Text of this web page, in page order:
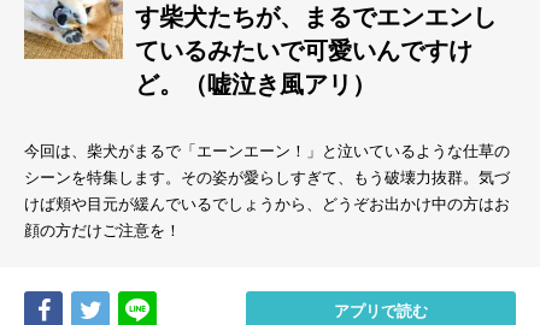
す柴犬たちが、まるでエンエンし
ているみたいで可愛いんですけ
ど。（嘘泣き風アリ）
今回は、柴犬がまるで「エーンエーン！」と泣いているような仕草の
シーンを特集します。その姿が愛らしすぎて、もう破壊力抜群。気づ
けば頬や目元が緩んでいるでしょうから、どうぞお出かけ中の方はお
顔の方だけご注意を！
Share Tweet アプリで読む